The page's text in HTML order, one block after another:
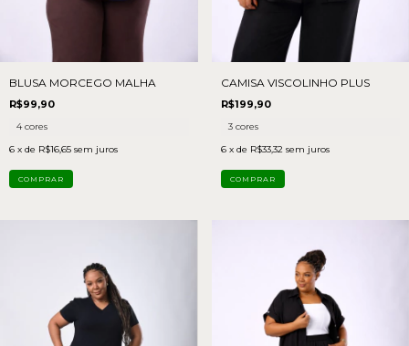
BLUSA MORCEGO MALHA
R$99,90
4 cores
6 x de R$16,65 sem juros
COMPRAR
CAMISA VISCOLINHO PLUS
R$199,90
3 cores
6 x de R$33,32 sem juros
COMPRAR